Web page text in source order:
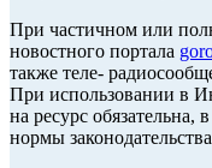
При частичном или
новостного портала
также теле-
При использовании в
на ресурс
нормы